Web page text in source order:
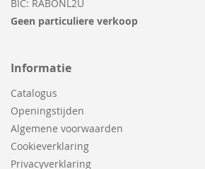
BIC: RABONL2U
Geen particuliere verkoop
Informatie
Catalogus
Openingstijden
Algemene voorwaarden
Cookieverklaring
Privacyverklaring